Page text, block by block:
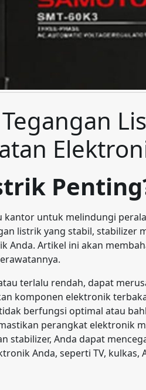
untuk melindungi
listrik yang stabil, stabilizer
Anda. Artikel ini akan
terlalu rendah, dapat
komponen elektronik
berfungsi optimal atau
perangkat elektronik
stabilizer, Anda dapat
Anda, seperti TV, kulkas,